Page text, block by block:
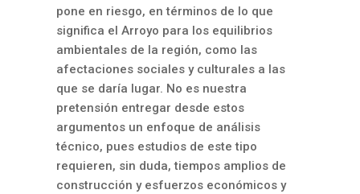
pone en riesgo, en términos de lo que
significa el Arroyo para los equilibrios
ambientales de la región, como las
afectaciones sociales y culturales a las
que se daría lugar. No es nuestra
pretensión entregar desde estos
argumentos un enfoque de análisis
técnico, pues estudios de este tipo
requieren, sin duda, tiempos amplios de
construcción y esfuerzos económicos y